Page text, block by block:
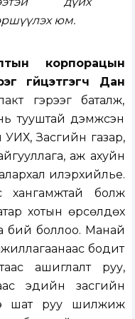
юм.
корпорацын
гүйцэтгэгч Дан
гэрээг баталж,
тууштай дэмжсэн
УИХ, Засгийн газар,
аж ахуйн
илэрхийлье.
хангамжтай болж
хотын өрсөлдөх
бий боллоо. Манай
бодит
ашиглалт руу,
эдийн засгийн
шат руу шилжиж